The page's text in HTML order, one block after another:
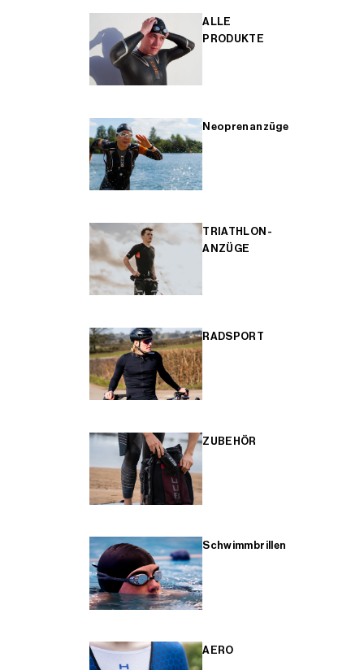
ALLE
PRODUKTE
Neoprenanzüge
TRIATHLON-
ANZÜGE
RADSPORT
ZUBEHÖR
Schwimmbrillen
AERO